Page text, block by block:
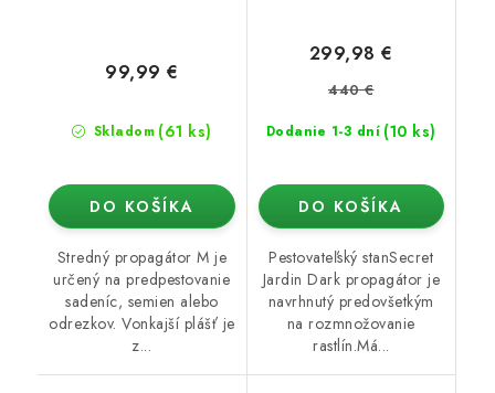
Skladom (61 ks)
99,99 €
DO KOŠÍKA
Stredný propagátor M je
určený na predpestovanie
sadeníc, semien alebo
odrezkov. Vonkajší plášť je
z...
Dodanie 1-3 dní (10 ks)
299,98 €
440 €
DO KOŠÍKA
Pestovateľský stanSecret
Jardin Dark propagátor je
navrhnutý predovšetkým
na rozmnožovanie
rastlín.Má...